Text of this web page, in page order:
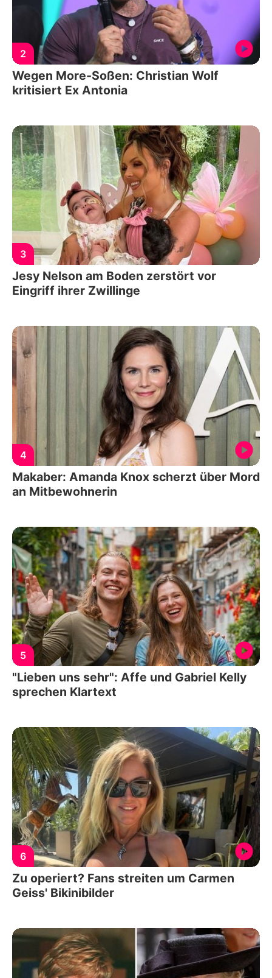
2
Wegen More-Soßen: Christian Wolf
kritisiert Ex Antonia
3
Jesy Nelson am Boden zerstört vor
Eingriff ihrer Zwillinge
4
Makaber: Amanda Knox scherzt über Mord
an Mitbewohnerin
5
"Lieben uns sehr": Affe und Gabriel Kelly
sprechen Klartext
6
Zu operiert? Fans streiten um Carmen
Geiss' Bikinibilder